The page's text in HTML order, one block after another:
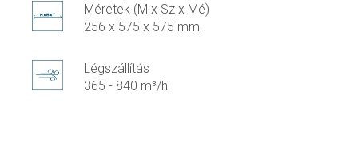
Méretek (M x Sz x Mé)
256 x 575 x 575 mm
Légszállítás
365 - 840 m³/h